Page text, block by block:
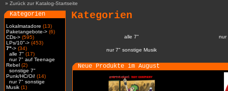
» Zurück zur Katalog-Startseite
Kategorien
Lokalmatadore (13)
Paketangebote-> (6)
CDs-> (595)
LPs/10"-> (453)
7"-> (34)
alle 7" (17)
nur 7" auf Teenage
Rebel (2)
sonstige 7"
Punk/HC/Oi! (14)
nur 7" sonstige
Musik (1)
Kategorien
alle 7" nur
nur 7" sonstige Musik
Neue Produkte im August